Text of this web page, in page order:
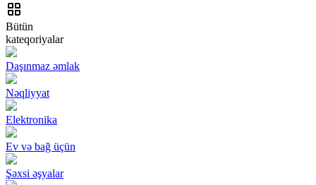
Bütün
kateqoriyalar
Daşınmaz əmlak
Nəqliyyat
Elektronika
Ev və bağ üçün
Şəxsi əşyalar